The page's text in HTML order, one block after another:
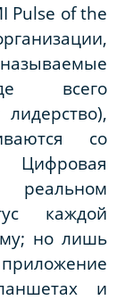
Pulse of the
всего
со
реальном
каждой
но лишь
и